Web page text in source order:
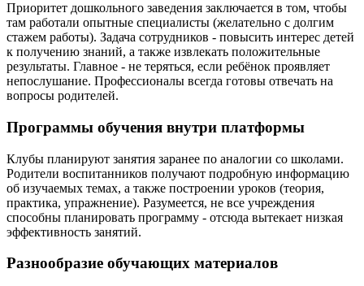
Приоритет дошкольного заведения заключается в том, чтобы
там работали опытные специалисты (желательно с долгим
стажем работы). Задача сотрудников - повысить интерес детей
к получению знаний, а также извлекать положительные
результаты. Главное - не теряться, если ребёнок проявляет
непослушание. Профессионалы всегда готовы отвечать на
вопросы родителей.
Программы обучения внутри платформы
Клубы планируют занятия заранее по аналогии со школами.
Родители воспитанников получают подробную информацию
об изучаемых темах, а также построении уроков (теория,
практика, упражнение). Разумеется, не все учреждения
способны планировать программу - отсюда вытекает низкая
эффективность занятий.
Разнообразие обучающих материалов